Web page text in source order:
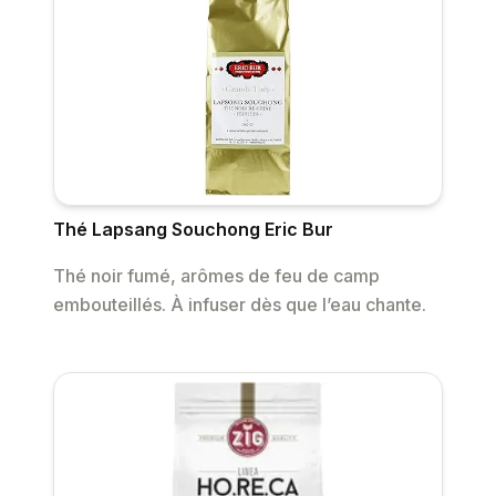
Thé Lapsang Souchong Eric Bur
Thé noir fumé, arômes de feu de camp
embouteillés. À infuser dès que l’eau chante.